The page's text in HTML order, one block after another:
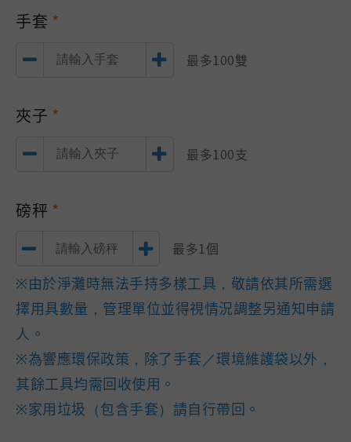
手套
最多100雙
夾子
最多100支
磅秤
最多1個
※由於淨灘時無法手持多樣工具，敬請依其所需選
擇用具數量，管理單位並得視情況調整另通知申請
人。
※為響應環保政策，除了手套／環境維護袋以外，
其餘工具均需回收使用。
※家用垃圾（包含手套）請自行帶回。